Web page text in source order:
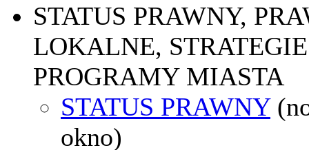
STATUS PRAWNY,
LOKALNE,
PROGRAMY MIASTA
STATUS PRAWNY
okno)